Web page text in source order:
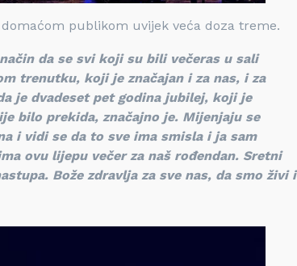
publikom uvijek veća doza treme.
da se svi koji su bili večeras u sali
trenutku, koji je značajan i za nas, i za
je dvadeset pet godina jubilej, koji je
bilo prekida, značajno je. Mijenjaju se
i vidi se da to sve ima smisla i ja sam
ovu lijepu večer za naš rođendan. Sretni
Bože zdravlja za sve nas, da smo živi i